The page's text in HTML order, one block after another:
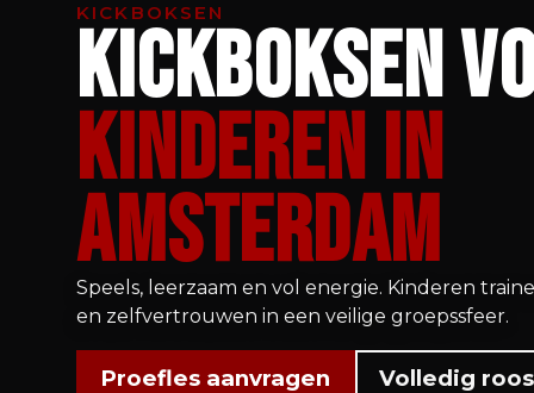
KICKBOKSEN
Kickboksen
Kinderen in
Amsterdam
Speels, leerzaam en vol energie. Kinderen
en zelfvertrouwen in een veilige groepssfeer.
Proefles aanvragen Volledig